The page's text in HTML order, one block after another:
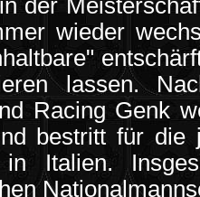
der
wieder
lassen.
Racing Genk
bestritt für die
Italien.